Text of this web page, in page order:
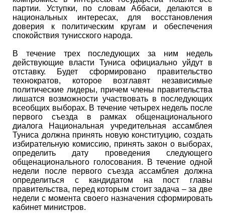
партии. Уступки, по словам Аббаси, делаются в
национальных интересах, для восстановления
доверия к политическим кругам и обеспечения
спокойствия тунисского народа.
В течение трех последующих за ним недель
действующие власти Туниса официально уйдут в
отставку. Будет сформировано правительство
технократов, которое возглавят независимые
политические лидеры, причем члены правительства
лишатся возможности участвовать в последующих
всеобщих выборах. В течение четырех недель после
первого съезда в рамках общенационального
диалога Национальная учредительная ассамблея
Туниса должна принять новую конституцию, создать
избирательную комиссию, принять закон о выборах,
определить дату проведения следующего
общенационального голосования. В течение одной
недели после первого съезда ассамблея должна
определиться с кандидатом на пост главы
правительства, перед которым стоит задача – за две
недели с момента своего назначения сформировать
кабинет министров.